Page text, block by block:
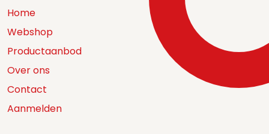
Home
Webshop
Productaanbod
Over ons
Contact
Aanmelden